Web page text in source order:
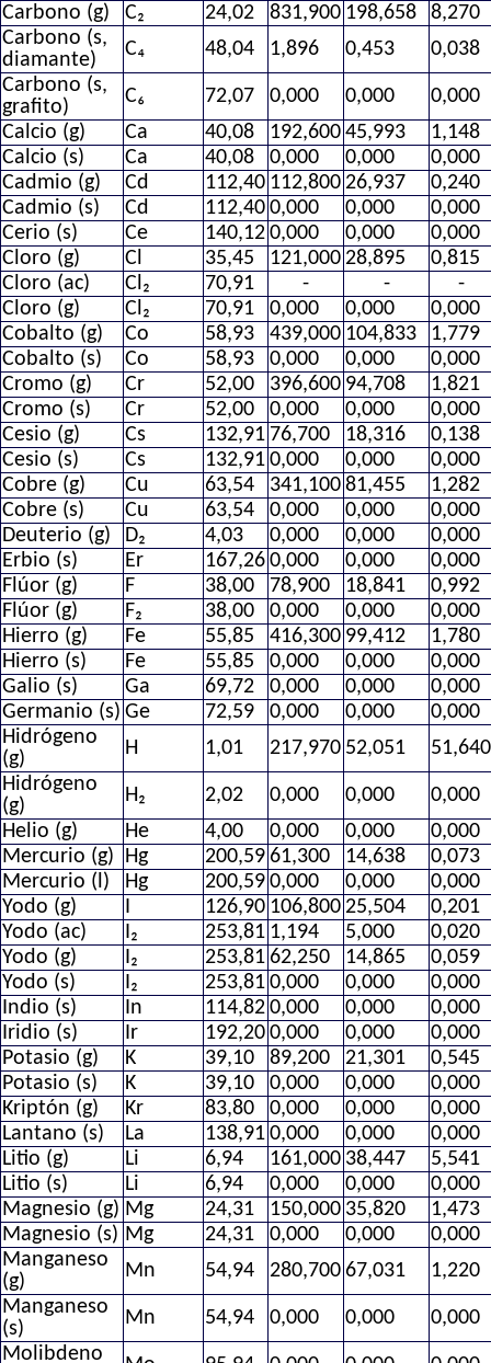
Carbono (g)
C₂ 24,02 831,900 198,658
8,270
Carbono (s,
diamante)
C₄ 48,04 1,896 0,453
0,038
Carbono (s,
grafito)
C₆ 72,07 0,000 0,000
0,000
Calcio (g)
Ca 40,08 192,600 45,993
1,148
Calcio (s)
Ca 40,08 0,000 0,000
0,000
Cadmio (g)
Cd 112,40 112,800 26,937
0,240
Cadmio (s)
Cd 112,40 0,000 0,000
0,000
Cerio (s)
Ce 140,12 0,000 0,000
0,000
Cloro (g)
Cl 35,45 121,000 28,895
0,815
Cloro (ac)
Cl₂ 70,91 - -
-
Cloro (g)
Cl₂ 70,91 0,000 0,000
0,000
Cobalto (g)
Co 58,93 439,000 104,833
1,779
Cobalto (s)
Co 58,93 0,000 0,000
0,000
Cromo (g)
Cr 52,00 396,600 94,708
1,821
Cromo (s)
Cr 52,00 0,000 0,000
0,000
Cesio (g)
Cs 132,91 76,700 18,316
0,138
Cesio (s)
Cs 132,91 0,000 0,000
0,000
Cobre (g)
Cu 63,54 341,100 81,455
1,282
Cobre (s)
Cu 63,54 0,000 0,000
0,000
Deuterio (g)
D₂ 4,03 0,000 0,000
0,000
Erbio (s)
Er 167,26 0,000 0,000
0,000
Flúor (g)
F 38,00 78,900 18,841
0,992
Flúor (g)
F₂ 38,00 0,000 0,000
0,000
Hierro (g)
Fe 55,85 416,300 99,412
1,780
Hierro (s)
Fe 55,85 0,000 0,000
0,000
Galio (s)
Ga 69,72 0,000 0,000
0,000
Germanio (s) Ge 72,59 0,000 0,000
0,000
Hidrógeno
(g)
H 1,01 217,970 52,051
51,640
Hidrógeno
(g)
H₂ 2,02 0,000 0,000
0,000
Helio (g)
He 4,00 0,000 0,000
0,000
Mercurio (g)
Hg 200,59 61,300 14,638
0,073
Mercurio (l)
Hg 200,59 0,000 0,000
0,000
Yodo (g)
126,90 106,800 25,504
0,201
Yodo (ac)
I₂ 253,81 1,194 5,000
0,020
Yodo (g)
I₂ 253,81 62,250 14,865
0,059
Yodo (s)
I₂ 253,81 0,000 0,000
0,000
Indio (s)
In 114,82 0,000 0,000
0,000
Iridio (s)
Ir 192,20 0,000 0,000
0,000
Potasio (g)
K 39,10 89,200 21,301
0,545
Potasio (s)
K 39,10 0,000 0,000
0,000
Kriptón (g)
Kr 83,80 0,000 0,000
0,000
Lantano (s)
La 138,91 0,000 0,000
0,000
Litio (g)
Li 6,94 161,000 38,447
5,541
Litio (s)
Li 6,94 0,000 0,000
0,000
Magnesio (g) Mg 24,31 150,000 35,820
1,473
Magnesio (s) Mg 24,31 0,000 0,000
0,000
Manganeso
(g)
Mn 54,94 280,700 67,031
1,220
Manganeso
(s)
Mn 54,94 0,000 0,000
0,000
Molibdeno